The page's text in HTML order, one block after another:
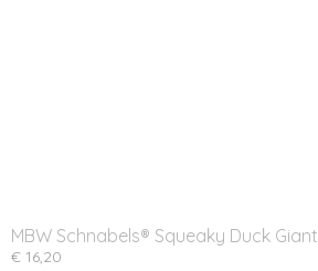
MBW Schnabels® Squeaky Duck Giant
€ 16,20